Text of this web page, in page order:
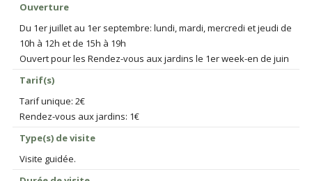
Ouverture
Du 1er juillet au 1er septembre: lundi, mardi, mercredi et jeudi de
10h à 12h et de 15h à 19h
Ouvert pour les Rendez-vous aux jardins le 1er week-en de juin
Tarif(s)
Tarif unique: 2€
Rendez-vous aux jardins: 1€
Type(s) de visite
Visite guidée.